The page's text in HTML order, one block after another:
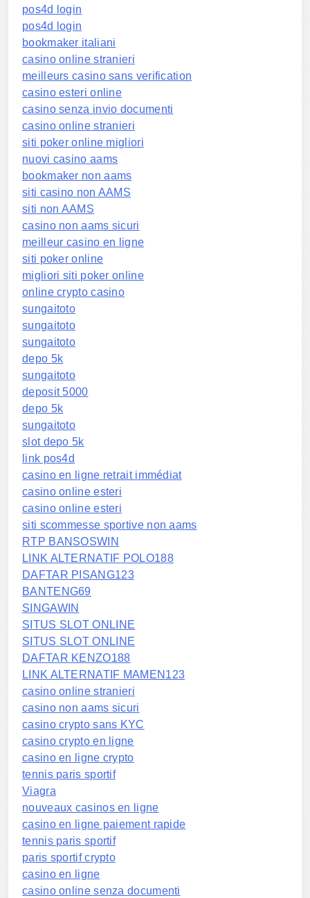
pos4d login
pos4d login
bookmaker italiani
casino online stranieri
meilleurs casino sans verification
casino esteri online
casino senza invio documenti
casino online stranieri
siti poker online migliori
nuovi casino aams
bookmaker non aams
siti casino non AAMS
siti non AAMS
casino non aams sicuri
meilleur casino en ligne
siti poker online
migliori siti poker online
online crypto casino
sungaitoto
sungaitoto
sungaitoto
depo 5k
sungaitoto
deposit 5000
depo 5k
sungaitoto
slot depo 5k
link pos4d
casino en ligne retrait immédiat
casino online esteri
casino online esteri
siti scommesse sportive non aams
RTP BANSOSWIN
LINK ALTERNATIF POLO188
DAFTAR PISANG123
BANTENG69
SINGAWIN
SITUS SLOT ONLINE
SITUS SLOT ONLINE
DAFTAR KENZO188
LINK ALTERNATIF MAMEN123
casino online stranieri
casino non aams sicuri
casino crypto sans KYC
casino crypto en ligne
casino en ligne crypto
tennis paris sportif
Viagra
nouveaux casinos en ligne
casino en ligne paiement rapide
tennis paris sportif
paris sportif crypto
casino en ligne
casino online senza documenti